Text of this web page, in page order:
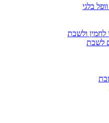
בלגי
לחמין ולשבת
לשבת